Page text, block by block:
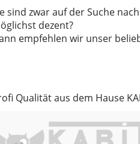
sind zwar auf der Suche
dezent?
empfehlen wir unser
Qualität aus dem Hause